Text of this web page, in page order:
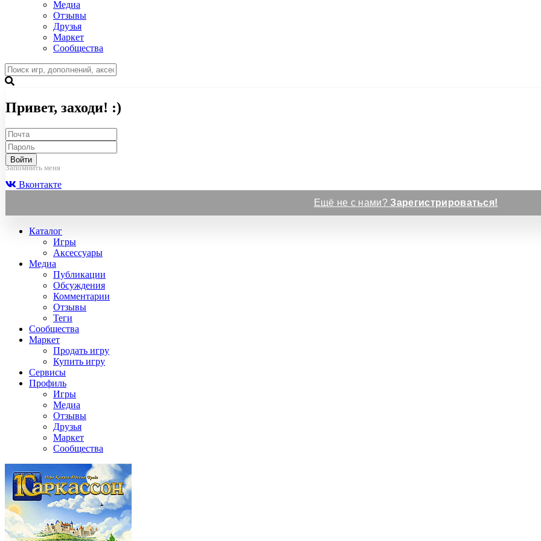
Медиа
Отзывы
Друзья
Маркет
Сообщества
Привет, заходи! :)
Войти
Запомнить меня
Вконтакте
Ещё не с нами?Зарегистрироваться!
Каталог
Игры
Аксессуары
Медиа
Публикации
Обсуждения
Комментарии
Отзывы
Теги
Сообщества
Маркет
Продать игру
Купить игру
Сервисы
Профиль
Игры
Медиа
Отзывы
Друзья
Маркет
Сообщества